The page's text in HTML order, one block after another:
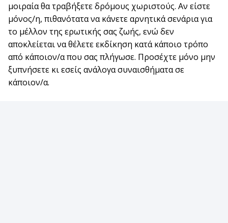
μοιραία θα τραβήξετε δρόμους χωριστούς. Αν είστε
μόνος/η, πιθανότατα να κάνετε αρνητικά σενάρια για
το μέλλον της ερωτικής σας ζωής, ενώ δεν
αποκλείεται να θέλετε εκδίκηση κατά κάποιο τρόπο
από κάποιον/α που σας πλήγωσε. Προσέχτε μόνο μην
ξυπνήσετε κι εσείς ανάλογα συναισθήματα σε
κάποιον/α.